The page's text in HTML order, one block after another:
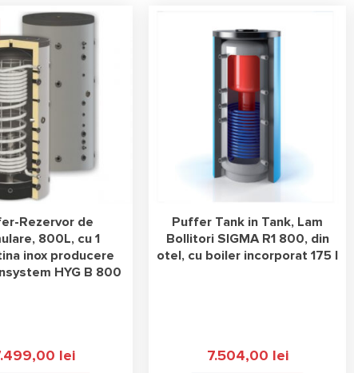
Rezervor de
800L, cu 1
inox producere
HYG B 800
lei
Puffer Tank in Tank, Lam
Bollitori SIGMA R1 800, din
otel, cu boiler incorporat 175 l
7.504,00 lei